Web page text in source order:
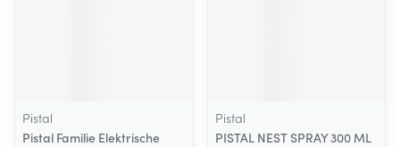
Pistal
Pistal Familie Elektrische
Pistal
PISTAL NEST SPRAY 300 ML